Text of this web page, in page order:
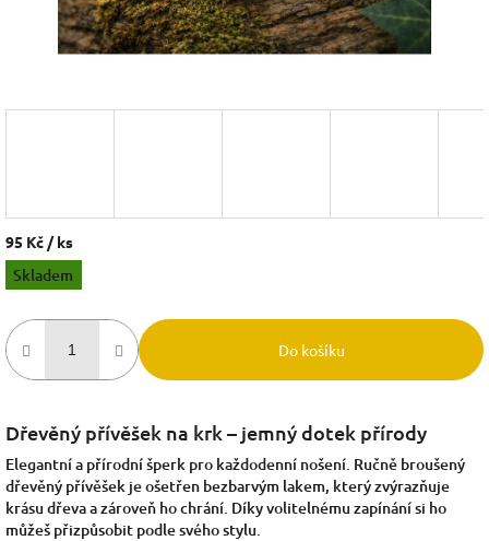
95 Kč / ks
Měrná
cena:
Skladem
Do košíku
Dřevěný přívěšek na krk – jemný dotek přírody
Elegantní a přírodní šperk pro každodenní nošení. Ručně broušený
dřevěný přívěšek je ošetřen bezbarvým lakem, který zvýrazňuje
krásu dřeva a zároveň ho chrání. Díky volitelnému zapínání si ho
můžeš přizpůsobit podle svého stylu.